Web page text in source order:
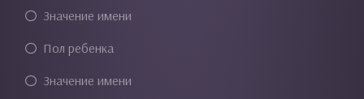
Значение имени
Пол ребенка
Значение имени